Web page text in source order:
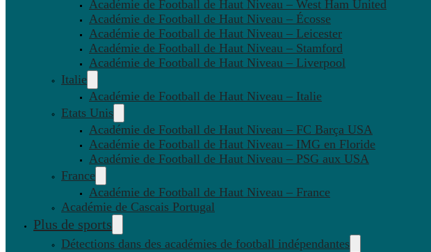
Académie de Football de Haut Niveau – West Ham United
Académie de Football de Haut Niveau – Écosse
Académie de Football de Haut Niveau – Leicester
Académie de Football de Haut Niveau – Stamford
Académie de Football de Haut Niveau – Liverpool
Italie
Académie de Football de Haut Niveau – Italie
Etats Unis
Académie de Football de Haut Niveau – FC Barça USA
Académie de Football de Haut Niveau – IMG en Floride
Académie de Football de Haut Niveau – PSG aux USA
France
Académie de Football de Haut Niveau – France
Académie de Cascais Portugal
Plus de sports
Détections dans des académies de football indépendantes